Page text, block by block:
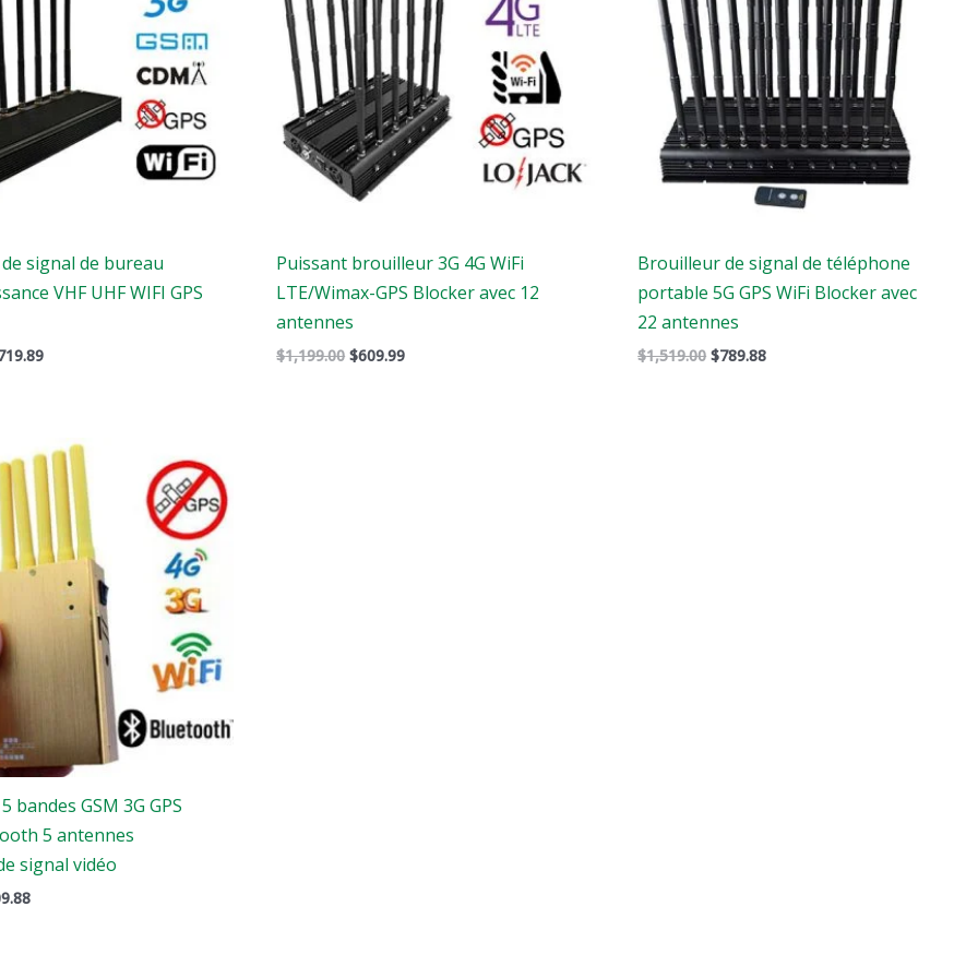
signal de bureau
VHF UHF WIFI GPS
Puissant brouilleur 3G 4G WiFi
LTE/Wimax-GPS Blocker avec 12
antennes
$1,199.00 $609.99
Brouilleur de signal de téléphone
portable 5G GPS WiFi Blocker avec
22 antennes
$1,519.00 $789.88
bandes GSM 3G GPS
5 antennes
signal vidéo
Le
prix
actuel
est
:
$209.88.